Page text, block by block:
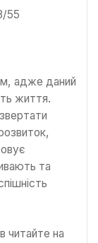
55
адже даний
життя.
та
читайте на